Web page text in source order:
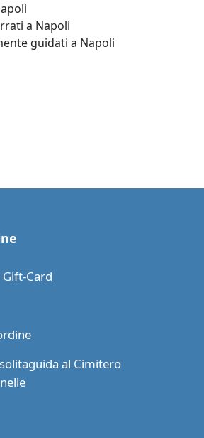
a Napoli
guidati a Napoli
Gift-Card
al Cimitero